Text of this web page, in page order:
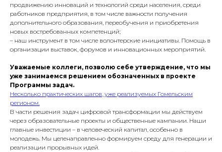
продвижению инноваций и технологий среди населения, среди
работников предприятия, в том числе важности получения
дополнительного образования, переобучения и приобретения
новых востребованных компетенций;
– наш инструмент в том числе волонтерские инициативы. Помощь в
организации выставок, форумов и инновационных мероприятий.
Уважаемые коллеги, позволю себе утверждение, что мы
уже занимаемся решением обозначенных в проекте
Программы задач.
Несколько практических шагов, уже реализуемых Гомельским
регионом.
В части решения задач цифровой трансформации мы действуем
через образовательные проекты и общественные кампании. Наши
главные инвестиции – в человеческий капитал, особенно в
молодежь. Мы целенаправленно формируем среду для генерации и
реализации прорывных идей.